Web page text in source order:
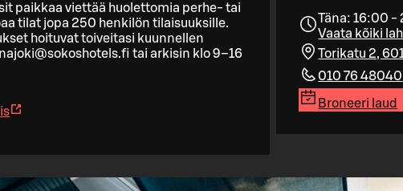
Täna: 16:00 -
Vaata kõiki
Torikatu 2,
010 76 48040
Broneeri laud
paikkaa viettää huolettomia perhe- tai
tilat jopa 250 henkilön tilaisuuksille.
hoituvat toiveitasi kuunnellen
tai arkisin klo 9–16